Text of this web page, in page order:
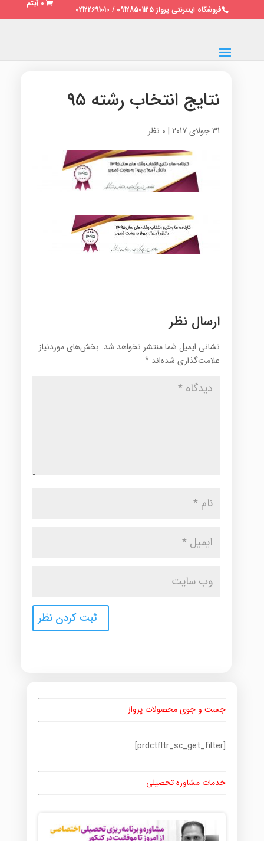
فروشگاه اینترنتی پرواز 09128501125 / 02122691010
0 آیتم
نتایج انتخاب رشته ۹۵
31 جولای 2017 | 0 نظر
ارسال نظر
نشانی ایمیل شما منتشر نخواهد شد. بخش‌های موردنیاز
علامت‌گذاری شده‌اند *
جست و جوی محصولات پرواز
[prdctfltr_sc_get_filter]
خدمات مشاوره تحصیلی